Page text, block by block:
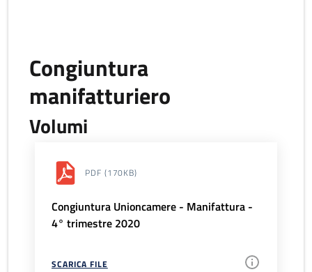
Congiuntura
manifatturiero
Volumi
PDF (170KB)
Congiuntura Unioncamere - Manifattura -
4° trimestre 2020
SCARICA FILE